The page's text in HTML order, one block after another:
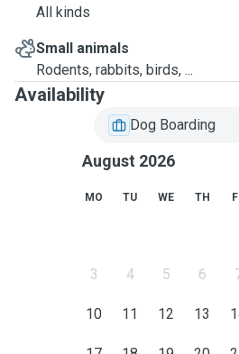
All kinds
Small animals
Rodents, rabbits, birds, ...
Availability
Dog Boarding
August 2026
MO TU WE TH
3 4 5 6
10 11 12 13